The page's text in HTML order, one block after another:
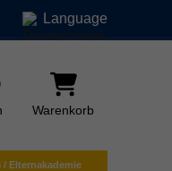
Language
Warenkorb
/ Elternakademie